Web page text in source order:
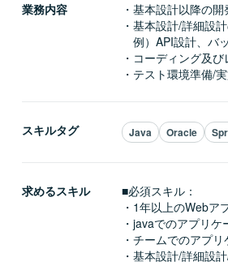
業務内容
・基本設計以降の開
・基本設計/詳細設
例）API設計、バ
・コーディング及
・テスト環境準備/
スキルタグ Java Oracle
求めるスキル
■必須スキル：
・1年以上のWebア
・javaでのアプリ
・チームでのアプ
・基本設計/詳細設